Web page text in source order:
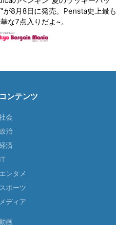
が8月8日に発売。Pensta史上最も
な7点入りだよ~。
コンテンツ
会
治
済
IT
エンタメ
スポーツ
メディア
画